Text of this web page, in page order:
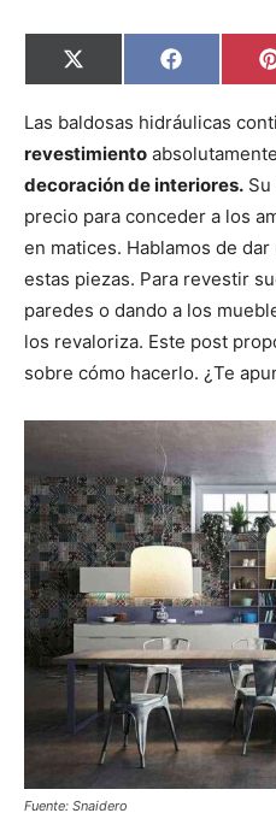
C
o
p
r
i
r
e
n
X
(
w
t
t
e
r
)
C
o
p
r
i
r
e
n
F
a
e
o
o
k
Las baldosas hidráulicas
revestimiento absolutamente
decoración de interiores.
precio para conceder a los
en matices. Hablamos de
estas piezas. Para revestir
paredes o dando a los
los revaloriza. Este post
sobre cómo hacerlo. ¿Te
Fuente: Snaidero